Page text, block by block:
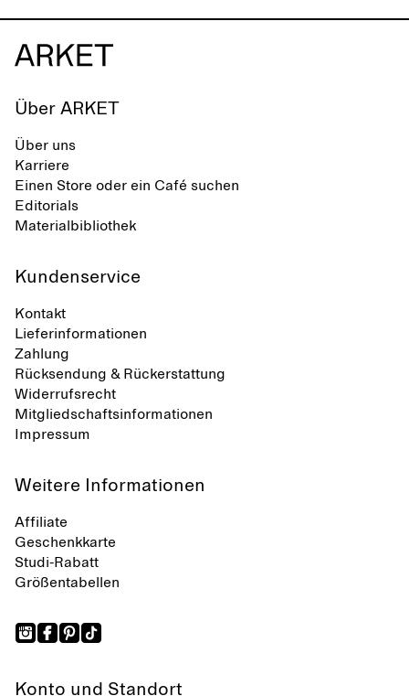
Über ARKET
Über uns
Karriere
Einen Store oder ein Café suchen
Editorials
Materialbibliothek
Kundenservice
Kontakt
Lieferinformationen
Zahlung
Rücksendung & Rückerstattung
Widerrufsrecht
Mitgliedschaftsinformationen
Impressum
Weitere Informationen
Affiliate
Geschenkkarte
Studi-Rabatt
Größentabellen
Konto und Standort